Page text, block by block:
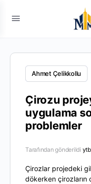
Ahmet Çelikkollu
Çirozu
uygulama
problemler
Tarafından gönderildi
Çirozlar projedeki
dökerken çirozların